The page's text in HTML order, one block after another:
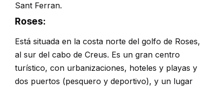
Sant Ferran.
Roses:
Está situada en la costa norte del golfo de Roses,
al sur del cabo de Creus. Es un gran centro
turístico, con urbanizaciones, hoteles y playas y
dos puertos (pesquero y deportivo), y un lugar